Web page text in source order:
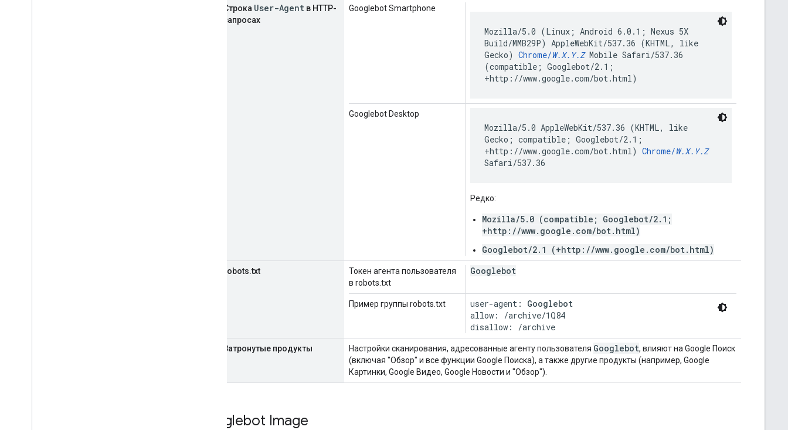
Строка User-Agent в HTTP-
запросах
Googlebot Smartphone
Mozilla/5.0 (Linux; Android 6.0.1; Nexus 5X
Build/MMB29P) AppleWebKit/537.36 (KHTML, like
Gecko) Chrome/W.X.Y.ZMobile Safari/537.36
(compatible; Googlebot/2.1;
+http://www.google.com/bot.html)
Googlebot Desktop
Mozilla/5.0 AppleWebKit/537.36 (KHTML, like
Gecko; compatible; Googlebot/2.1;
+http://www.google.com/bot.html) Chrome/W.X.Y.Z
Safari/537.36
Редко:
Mozilla/5.0 (compatible; Googlebot/2.1;
+http://www.google.com/bot.html)
Googlebot/2.1 (+http://www.google.com/bot.html)
robots.txt
Токен агента пользователя
в robots.txt
Googlebot
Пример группы robots.txt user-agent: Googlebot
allow: /archive/1Q84
disallow: /archive
Затронутые продукты Настройки сканирования, адресованные агенту пользователя Googlebot, влияют на Google Поиск
(включая "Обзор" и все функции Google Поиска), а также другие продукты (например, Google
Картинки, Google Видео, Google Новости и "Обзор").
Googlebot Image